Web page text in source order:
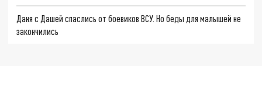
Даня с Дашей спаслись от боевиков ВСУ. Но беды для малышей не
закончились